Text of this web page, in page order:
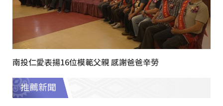
南投仁愛表揚16位模範父親 感謝爸爸辛勞
推薦新聞